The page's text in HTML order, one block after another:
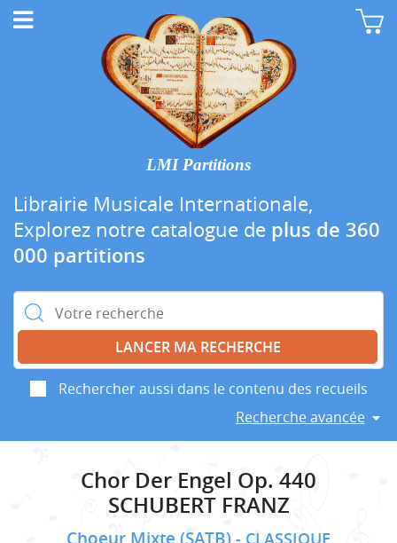
LMI Partitions
Librairie Musicale Internationale,
Explorez notre catalogue de plus de 360
000 partitions
Rechercher :
Rechercher aussi dans le contenu des recueils
Recherche avancée
Chor Der Engel Op. 440
SCHUBERT FRANZ
Choeur Mixte (SATB) CLASSIQUE